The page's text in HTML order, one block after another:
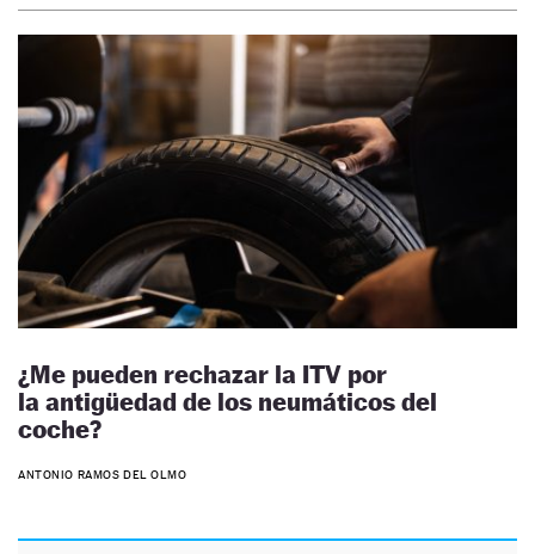
¿Me pueden rechazar la ITV por
la antigüedad de los neumáticos del
coche?
ANTONIO RAMOS DEL OLMO